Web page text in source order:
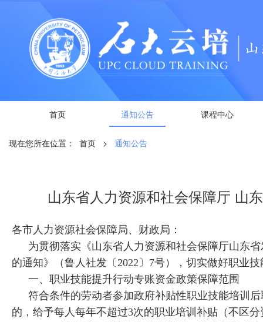
首页 通知公告 课程中心
现在您所在位置： 首页 > 通知公告
山东省人力资源和社会保障厅 山
各市人力资源社会保障局、财政局：
为贯彻落实《山东省人力资源和社会保障厅山东
的通知》（鲁人社发〔2022〕7号），切实做好职业
一、职业技能提升行动专账资金政策保障范围
符合条件的劳动者参加政府补贴性职业技能培训
的，给予每人每年不超过3次的职业培训补贴（不区